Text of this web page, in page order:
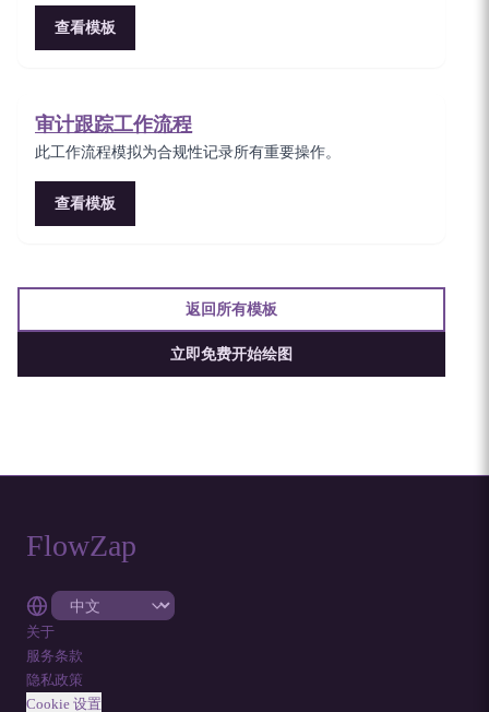
查看模板
审计跟踪工作流程
此工作流程模拟为合规性记录所有重要操作。
查看模板
返回所有模板
立即免费开始绘图
FlowZap
关于
服务条款
隐私政策
Cookie 设置